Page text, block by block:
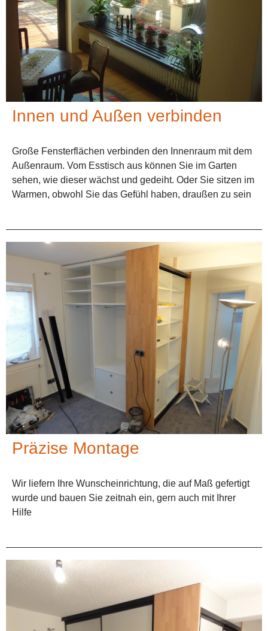
Innen und Außen verbinden
Große Fensterflächen verbinden den Innenraum mit dem
Außenraum. Vom Esstisch aus können Sie im Garten
sehen, wie dieser wächst und gedeiht. Oder Sie sitzen im
Warmen, obwohl Sie das Gefühl haben, draußen zu sein
Präzise Montage
Wir liefern Ihre Wunscheinrichtung, die auf Maß gefertigt
wurde und bauen Sie zeitnah ein, gern auch mit Ihrer
Hilfe